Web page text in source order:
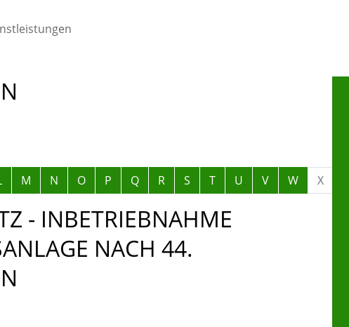
M N O P Q R S T U V W X
- INBETRIEBNAHME
NACH 44.